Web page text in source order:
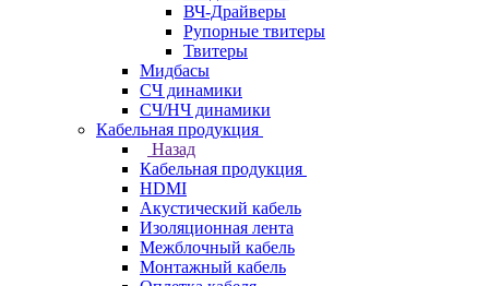
ВЧ-Драйверы
Рупорные твитеры
Твитеры
Мидбасы
СЧ динамики
СЧ/НЧ динамики
Кабельная продукция
Назад
Кабельная продукция
HDMI
Акустический кабель
Изоляционная лента
Межблочный кабель
Монтажный кабель